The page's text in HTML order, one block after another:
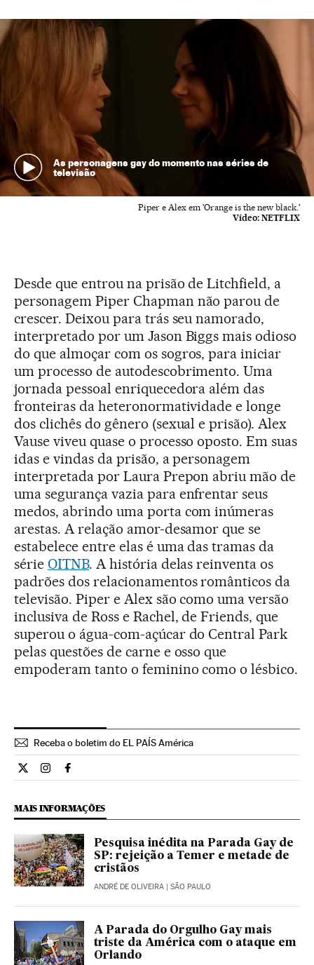
As personagens gay do momento nas séries de
televisão
Piper e Alex em 'Orange is the new black.'
Vídeo: NETFLIX
Desde que entrou na prisão de Litchfield, a
personagem Piper Chapman não parou de
crescer. Deixou para trás seu namorado,
interpretado por um Jason Biggs mais odioso
do que almoçar com os sogros, para iniciar
um processo de autodescobrimento. Uma
jornada pessoal enriquecedora além das
fronteiras da heteronormatividade e longe
dos clichês do gênero (sexual e prisão). Alex
Vause viveu quase o processo oposto. Em suas
idas e vindas da prisão, a personagem
interpretada por Laura Prepon abriu mão de
uma segurança vazia para enfrentar seus
medos, abrindo uma porta com inúmeras
arestas. A relação amor-desamor que se
estabelece entre elas é uma das tramas da
série OITNB. A história delas reinventa os
padrões dos relacionamentos românticos da
televisão. Piper e Alex são como uma versão
inclusiva de Ross e Rachel, de Friends, que
superou o água-com-açúcar do Central Park
pelas questões de carne e osso que
empoderam tanto o feminino como o lésbico.
Receba o boletim do EL PAÍS América
Cultura El País Brasil en Twitter
Cultura El País Brasil en Instagram
Cultura El País Brasil en Facebook
MAIS INFORMAÇÕES
Pesquisa inédita na Parada Gay de
SP: rejeição a Temer e metade de
cristãos
ANDRÉ DE OLIVEIRA | SÃO PAULO
A Parada do Orgulho Gay mais
triste da América com o ataque em
Orlando